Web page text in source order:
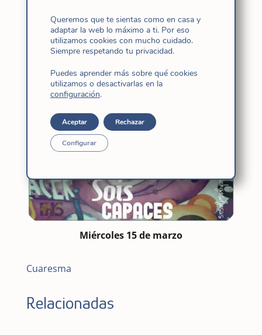
Jueves 16 de marzo
Miércoles 15 de marzo
Cuaresma
Relacionadas
Queremos que te sientas como en casa y
adaptar la web lo máximo a ti. Por eso
utilizamos cookies con mucho cuidado.
Siempre respetando tu privacidad.
Puedes aprender más sobre qué cookies
utilizamos o desactivarlas en la
configuración.
Aceptar Rechazar
Configurar